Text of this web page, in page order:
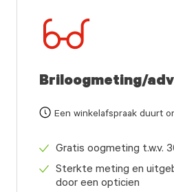
Briloogmeting/
Een winkelafspraak duurt
Gratis oogmeting t.w.v.
Sterkte meting en
door een opticien